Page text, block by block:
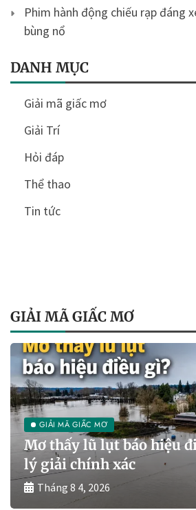
Phim hành động chiếu rạp đáng
bùng nổ
DANH MỤC
Giải mã giấc mơ
Giải Trí
Hỏi đáp
Thể thao
Tin tức
GIẢI MÃ GIẤC MƠ
GIẢI MÃ GIẤC MƠ
Mơ thấy lũ lụt báo hiệu
lý giải chính xác
Tháng 8 4, 2026